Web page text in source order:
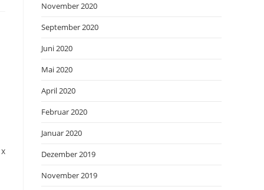
November 2020
September 2020
Juni 2020
Mai 2020
April 2020
Februar 2020
Januar 2020
Dezember 2019
November 2019